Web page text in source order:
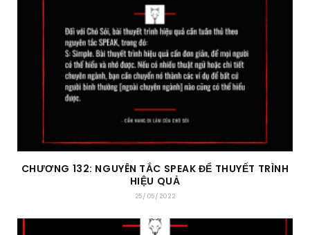
CHƯƠNG 132: NGUYÊN TẮC SPEAK ĐỂ THUYẾT TRÌNH
HIỆU QUẢ
25/05/2022